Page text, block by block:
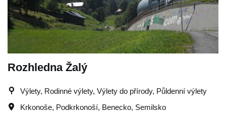
Rozhledna Žalý
Výlety, Rodinné výlety, Výlety do přírody, Půldenní výlety
Krkonoše, Podkrkonoší, Benecko, Semilsko